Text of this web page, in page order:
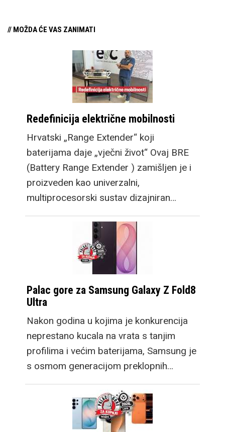
// MOŽDA ĆE VAS ZANIMATI
Redefinicija električne mobilnosti
Hrvatski „Range Extender“ koji
baterijama daje „vječni život“ Ovaj BRE
(Battery Range Extender ) zamišljen je i
proizveden kao univerzalni,
multiprocesorski sustav dizajniran…
Palac gore za Samsung Galaxy Z Fold8
Ultra
Nakon godina u kojima je konkurencija
neprestano kucala na vrata s tanjim
profilima i većim baterijama, Samsung je
s osmom generacijom preklopnih…